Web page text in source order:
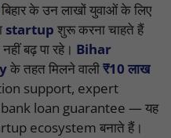
बिहार के उन लाखों युवाओं के लिए
startup शुरू करना चाहते हैं
बढ़ पा रहे। Bihar
के तहत मिलने वाली₹10 लाख
support, expert
loan guarantee — यह
ecosystem बनाते हैं।